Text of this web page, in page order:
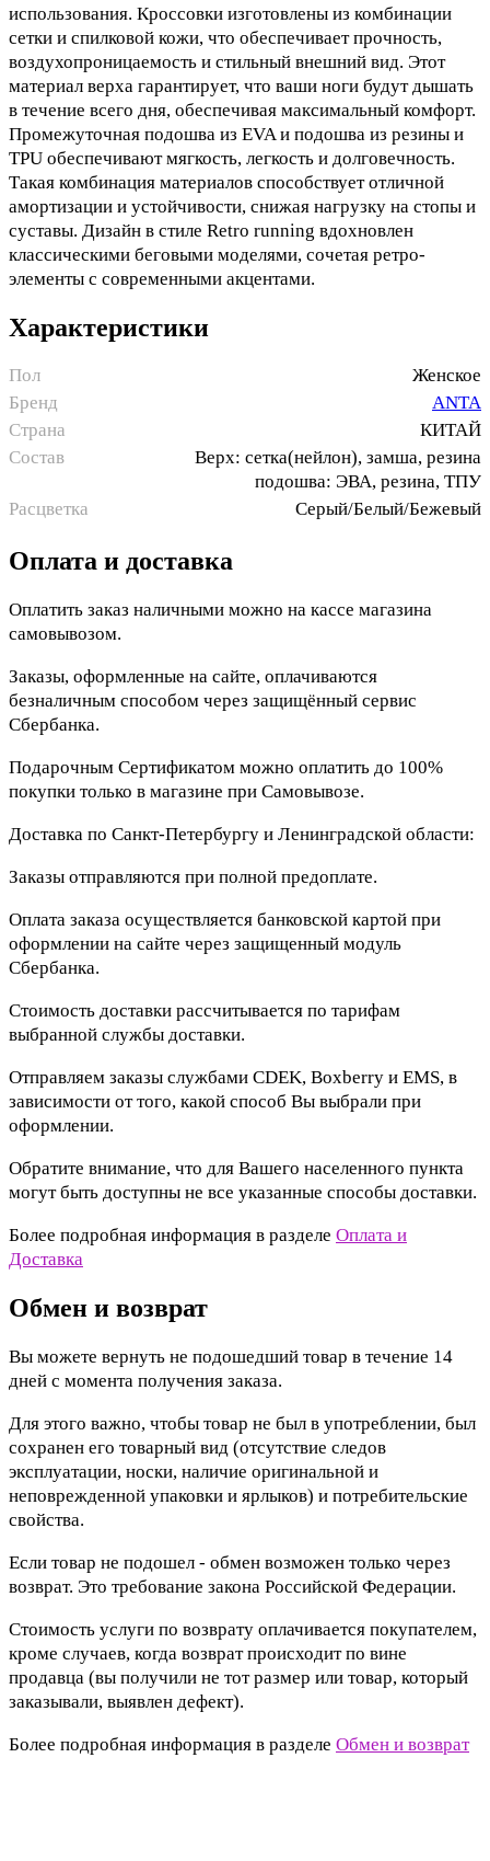
использования. Кроссовки изготовлены из комбинации
сетки и спилковой кожи, что обеспечивает прочность,
воздухопроницаемость и стильный внешний вид. Этот
материал верха гарантирует, что ваши ноги будут дышать
в течение всего дня, обеспечивая максимальный комфорт.
Промежуточная подошва из EVA и подошва из резины и
TPU обеспечивают мягкость, легкость и долговечность.
Такая комбинация материалов способствует отличной
амортизации и устойчивости, снижая нагрузку на стопы и
суставы. Дизайн в стиле Retro running вдохновлен
классическими беговыми моделями, сочетая ретро-
элементы с современными акцентами.
Характеристики
Пол
Женское
Бренд
ANTA
Страна
КИТАЙ
Состав
Верх: сетка(нейлон), замша, резина
подошва: ЭВА, резина, ТПУ
Расцветка
Серый/Белый/Бежевый
Оплата и доставка
Оплатить заказ наличными можно на кассе магазина
самовывозом.
Заказы, оформленные на сайте, оплачиваются
безналичным способом через защищённый сервис
Сбербанка.
Подарочным Сертификатом можно оплатить до 100%
покупки только в магазине при Самовывозе.
Доставка по Санкт-Петербургу и Ленинградской области:
Заказы отправляются при полной предоплате.
Оплата заказа осуществляется банковской картой при
оформлении на сайте через защищенный модуль
Сбербанка.
Стоимость доставки рассчитывается по тарифам
выбранной службы доставки.
Отправляем заказы службами CDEK, Boxberry и EMS, в
зависимости от того, какой способ Вы выбрали при
оформлении.
Обратите внимание, что для Вашего населенного пункта
могут быть доступны не все указанные способы доставки.
Более подробная информация в разделе Оплата и
Доставка
Обмен и возврат
Вы можете вернуть не подошедший товар в течение 14
дней с момента получения заказа.
Для этого важно, чтобы товар не был в употреблении, был
сохранен его товарный вид (отсутствие следов
эксплуатации, носки, наличие оригинальной и
неповрежденной упаковки и ярлыков) и потребительские
свойства.
Если товар не подошел - обмен возможен только через
возврат. Это требование закона Российской Федерации.
Стоимость услуги по возврату оплачивается покупателем,
кроме случаев, когда возврат происходит по вине
продавца (вы получили не тот размер или товар, который
заказывали, выявлен дефект).
Более подробная информация в разделе Обмен и возврат